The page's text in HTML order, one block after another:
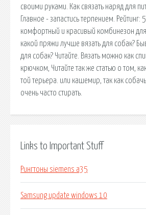
своими руками. Как связать наряд для
Главное - запастись терпением. Рейтинг:
комфортный и красивый комбинезон для
какой пряжи лучше вязать для собак?
для собак? Читайте. Вязать можно как
крючком, Читайте так же статью о том,
той терьера. или кашемир, так как
очень часто стирать.
Links to Important Stuff
Рингтоны siemens a35
Samsung update windows 10